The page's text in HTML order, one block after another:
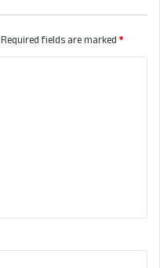
Required fields are marked *